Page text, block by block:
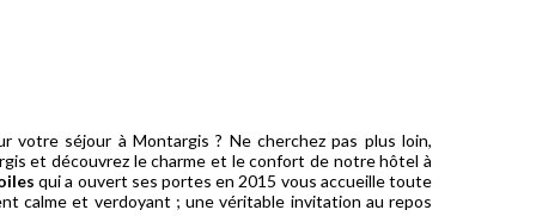
votre séjour à Montargis ? Ne cherchez pas plus loin,
et découvrez le charme et le confort de notre hôtel à
qui a ouvert ses portes en 2015 vous accueille toute
calme et verdoyant ; une véritable invitation au repos